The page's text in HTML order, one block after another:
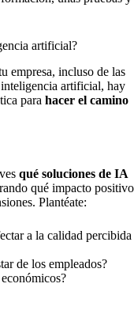
artificial?
empresa, incluso de las
artificial, hay
para hacer el camino
qué soluciones de IA
qué impacto positivo
Plantéate:
a la calidad percibida
de los empleados?